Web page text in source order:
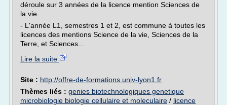
déroule sur 3 années de la licence mention Sciences de
la vie.
- L'année L1, semestres 1 et 2, est commune à toutes les
licences des mentions Science de la vie, Sciences de la
Terre, et Sciences...
Lire la suite
Site : http://offre-de-formations.univ-lyon1.fr
Thèmes liés : genies biotechnologiques genetique
microbiologie biologie cellulaire et moleculaire / licence